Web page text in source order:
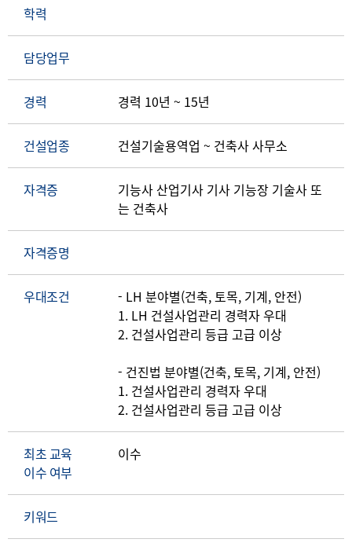
학력
담당업무
경력 경력 10년 ~ 15년
건설업종 건설기술용역업 ~ 건축사 사무소
자격증
기능사 산업기사 기사 기능장 기술사 또
는 건축사
자격증명
우대조건
- LH 분야별(건축, 토목, 기계, 안전)
1. LH 건설사업관리 경력자 우대
2. 건설사업관리 등급 고급 이상
- 건진법 분야별(건축, 토목, 기계, 안전)
1. 건설사업관리 경력자 우대
2. 건설사업관리 등급 고급 이상
최초 교육
이수 여부
이수
키워드